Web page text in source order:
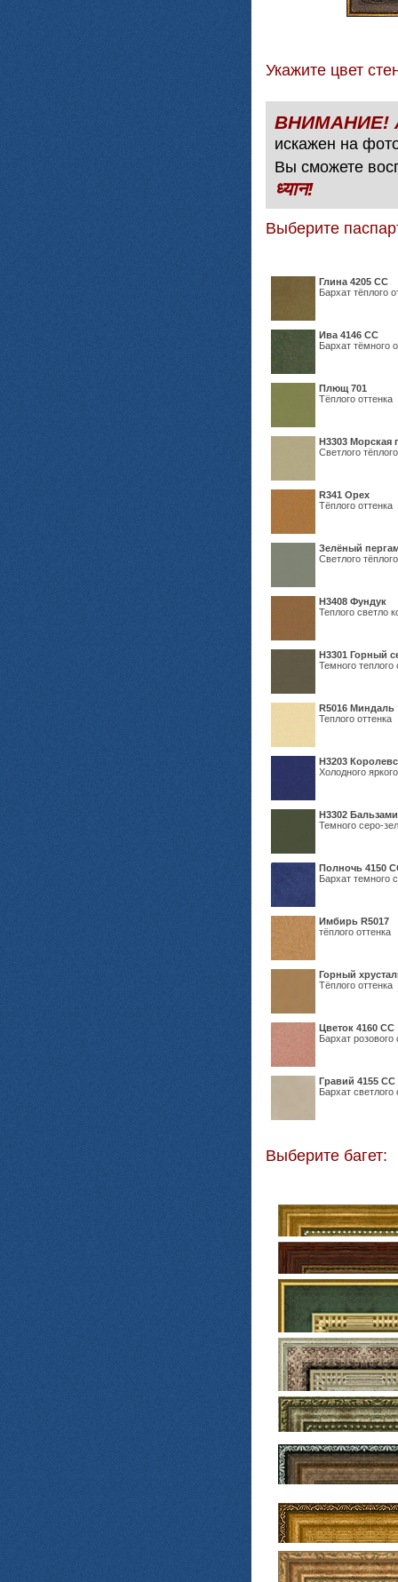
Укажите цвет
искажен на
Вы сможете
ध्यान!
Выберите
Глина 4205 СС
Бархат тёплого
Ива 4146 СС
Бархат тёмного
Плющ 701
Тёплого оттенка
H3303 Морская
Светлого
R341 Орех
Тёплого оттенка
Зелёный
Светлого
Н3408 Фундук
Теплого светло
Н3301 Горный
Темного теплого
R5016 Миндаль
Теплого оттенка
Н3203
Холодного
Н3302
Темного серо-
Полночь 4150
Бархат темного
Имбирь R5017
тёплого оттенка
Горный
Тёплого оттенка
Цветок 4160 СС
Бархат розового
Гравий 4155 СС
Бархат светлого
Выберите багет: